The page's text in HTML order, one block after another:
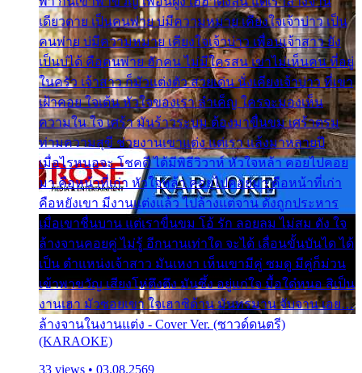
เดียวดาย เป็นคนพ่าย บ่มีความหมาย เคียงใจเจ้าบ่าว เป็น
คนพ่าย บ่มีความหมาย เคียงใจเจ้าบ่าว เพื่อนเจ้าสาว ยัง
เป็นบ่ได้ คือคนพ่าย ฮักคน ไม่มีใครสน เขาไม่เห็นคน ที่อยู่
ในครัว เจ้าสาว ก็มัวแต่งตัว สวยเด่น นั่งเคียงเจ้าบ่าว ที่เขา
เฝ้าคอย ใจเต้น หัวใจของเรา ลำเค็ญ ใครจะมองเห็น
ความใน ใจ เศร้า มันร้าวระบม ต้องมาขื่นขม เศร้าตรม
ท่ามความสุขี ช่วยงานเขาแต่ง แต่เรา แล้งมาหลายปี
เมื่อไรหนอจะ โชคดี ได้มีพิธีวิวาห์ หัวใจหล้า คอยไปคอย
มา คือหน้าที่เก่า หัวใจหล้า คอยไปคอยมา คือหน้าที่เก่า
คือหยังเขา มีงานแต่งแล้ว ไปล้างแต่จาน ดั่งถูกประหาร
เมื่อเขาชื่นบาน แต่เราขื่นขม โอ้ รัก ลอยลม ไม่สม ดัง ใจ
ล้างจานคอยคู่ ไม่รู้ อีกนานเท่าใด จะได้ เลื่อนขั้นบันได ได้
เป็น ตำแหน่งเจ้าสาว มันเหงา เห็นเขามีคู่ ซมดู มีคู่ก็ม่วน
เข้าพาขวัญ เสียงโห่ตึงตึง มันซึ้ง อยู่แก่ใจ มื้อใด๋หนอ สิเป็น
งานเฮา มัวซอยเขา ใจเฮาซิด้าน มันทรมาน จับจาน เอย…
ล้างจานในงานแต่ง - Cover Ver. (ซาวด์ดนตรี)
(KARAOKE)
33 views • 03.08.2569